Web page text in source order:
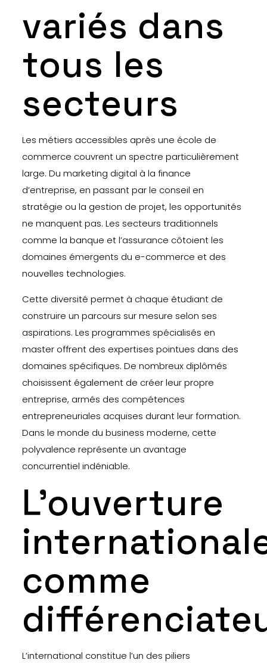
variés dans
tous les
secteurs
Les métiers accessibles après une école de
commerce couvrent un spectre particulièrement
large. Du marketing digital à la finance
d’entreprise, en passant par le conseil en
stratégie ou la gestion de projet, les opportunités
ne manquent pas. Les secteurs traditionnels
comme la banque et l’assurance côtoient les
domaines émergents du e-commerce et des
nouvelles technologies.
Cette diversité permet à chaque étudiant de
construire un parcours sur mesure selon ses
aspirations. Les programmes spécialisés en
master offrent des expertises pointues dans des
domaines spécifiques. De nombreux diplômés
choisissent également de créer leur propre
entreprise, armés des compétences
entrepreneuriales acquises durant leur formation.
Dans le monde du business moderne, cette
polyvalence représente un avantage
concurrentiel indéniable.
L’ouverture
comme
L’international constitue l’un des piliers